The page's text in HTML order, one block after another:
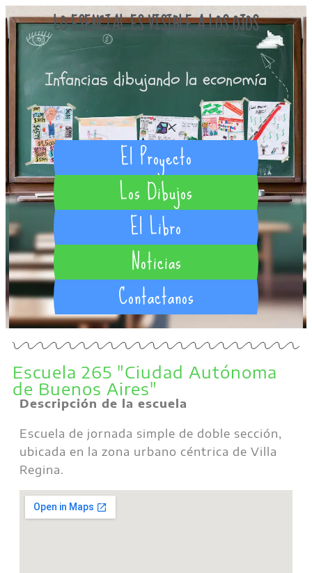
LO ESENCIAL ES VISIBLE A LOS OJOS
Infancias dibujando la economía
El Proyecto
Los Dibujos
El Libro
Noticias
Contactanos
Escuela 265 "Ciudad Autónoma
de Buenos Aires"
Descripción de la escuela
Escuela de jornada simple de doble sección,
ubicada en la zona urbano céntrica de Villa
Regina.